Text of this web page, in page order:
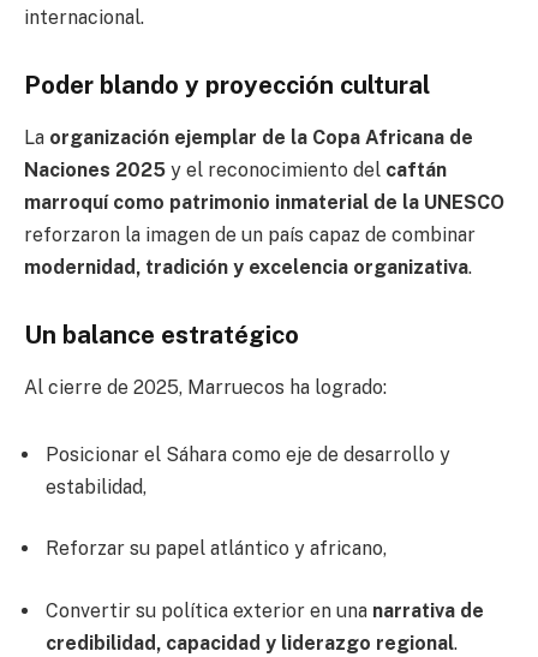
internacional.
Poder blando y proyección cultural
La organización ejemplar de la Copa Africana de
Naciones 2025 y el reconocimiento del caftán
marroquí como patrimonio inmaterial de la UNESCO
reforzaron la imagen de un país capaz de combinar
modernidad, tradición y excelencia organizativa.
Un balance estratégico
Al cierre de 2025, Marruecos ha logrado:
Posicionar el Sáhara como eje de desarrollo y
estabilidad,
Reforzar su papel atlántico y africano,
Convertir su política exterior en una narrativa de
credibilidad, capacidad y liderazgo regional.